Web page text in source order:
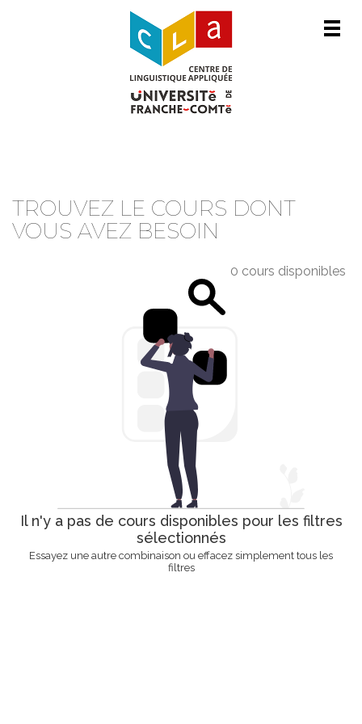
TROUVEZ LE COURS DONT
VOUS AVEZ BESOIN
0 cours disponibles
Il n'y a pas de cours disponibles pour les filtres
sélectionnés
Essayez une autre combinaison ou effacez simplement tous les
filtres